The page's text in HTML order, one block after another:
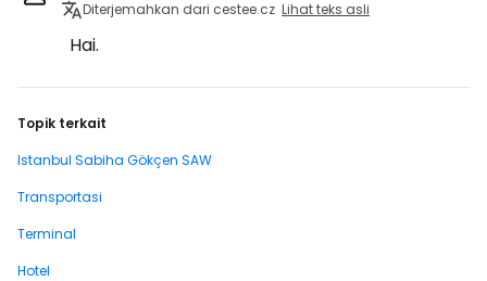
Diterjemahkan dari cestee.cz Lihat teks asli
Hai.
Topik terkait
Istanbul Sabiha Gökçen SAW
Transportasi
Terminal
Hotel